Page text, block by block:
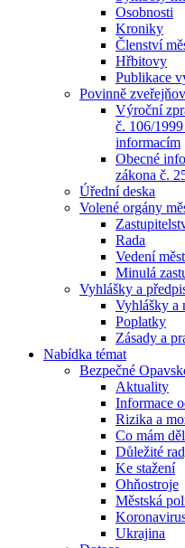
Osobnosti
Kroniky
Členství
Hřbitovy
Publikace
Povinně
Výroční
č. 106/
informacím
Obecné
zákona č.
Úřední deska
Volené orgány
Rada
Vedení
Minulá
Vyhlášky a
Vyhlášky a
Poplatky
Zásady a
Nabídka témat
Bezpečné
Aktuality
Informace
Rizika a
Co mám
Důležité
Ke stažení
Ohňostroje
Městská
Ukrajina